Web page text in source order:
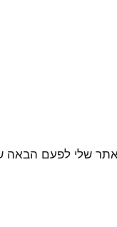
שלי לפעם הבאה